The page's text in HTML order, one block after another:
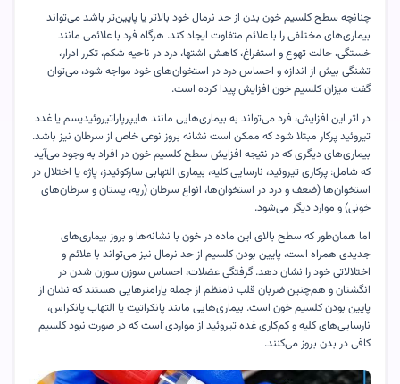
چنانچه سطح کلسیم خون بدن از حد نرمال خود بالاتر یا پایین‌تر باشد می‌تواند
بیماری‌های مختلفی را با علائم متفاوت ایجاد کند. هرگاه فرد با علائمی مانند
خستگی، حالت تهوع و استفراغ، کاهش اشتها، درد در ناحیه شکم، تکرر ادرار،
تشنگی بیش از اندازه و احساس درد در استخوان‌های خود مواجه شود، می‌توان
گفت میزان کلسیم خون افزایش پیدا کرده است.
در اثر این افزایش، فرد می‌تواند به بیماری‌هایی مانند هایپرپاراتیروئیدیسم یا غدد
تیروئید پرکار مبتلا شود که ممکن است نشانه بروز نوعی خاص از سرطان نیز باشد.
بیماری‌های دیگری که در نتیجه افزایش سطح کلسیم خون در افراد به وجود می‌آید
که شامل: پرکاری تیروئید، نارسایی کلیه، بیماری التهابی سارکوئیدز، پاژه یا اختلال در
استخوان‌ها (ضعف و درد در استخوان‌ها، انواع سرطان (ریه، پستان و سرطان‌های
خونی) و موارد دیگر می‌شود.
اما همان‌طور که سطح بالای این ماده در خون با نشانه‌ها و بروز بیماری‌های
جدیدی همراه است، پایین بودن کلسیم از حد نرمال نیز می‌تواند با علائم و
اختلالاتی خود را نشان دهد. گرفتگی عضلات، احساس سوزن سوزن شدن در
انگشتان و هم‌چنین ضربان قلب نامنظم از جمله پارامترهایی هستند که نشان از
پایین بودن کلسیم خون است. بیماری‌هایی مانند پانکراتیت یا التهاب پانکراس،
نارسایی‌های کلیه و کم‌کاری غده تیروئید از مواردی است که در صورت نبود کلسیم
کافی در بدن بروز می‌کنند.